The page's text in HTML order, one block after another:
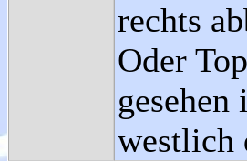
rechts
Oder
westlich